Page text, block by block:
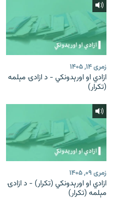
زمری ۱۴, ۱۴۰۵
ازادي او اورېدونکي - د ازادۍ مېلمه
(تکرار)
زمری ۰۹, ۱۴۰۵
ازادي او اورېدونکي (تکرار) - د ازادۍ
مېلمه (تکرار)